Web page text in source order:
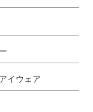
イウェア